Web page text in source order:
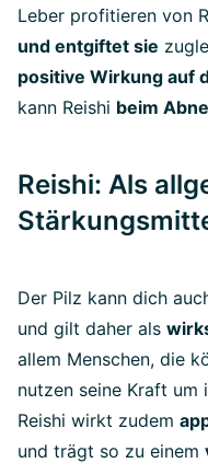
Leber profitieren von
und entgiftet sie
positive Wirkung auf
kann Reishi beim
Reishi: Als
Der Pilz kann dich
und gilt daher als
allem Menschen, die
nutzen seine Kraft um
Reishi wirkt zudem
und trägt so zu einem